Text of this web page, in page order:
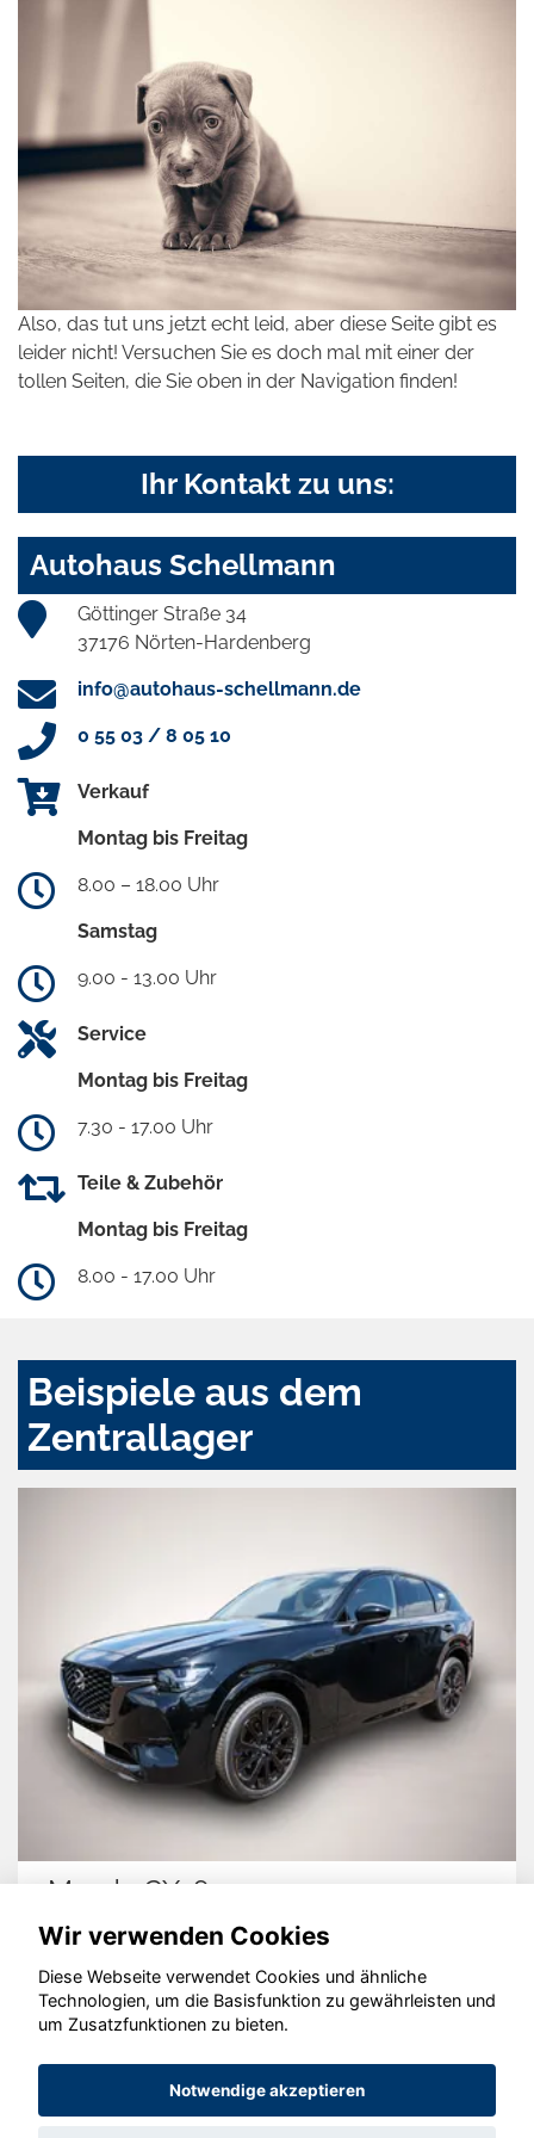
Also, das tut uns jetzt echt leid, aber diese Seite gibt es
leider nicht! Versuchen Sie es doch mal mit einer der
tollen Seiten, die Sie oben in der Navigation finden!
Ihr Kontakt zu uns:
Autohaus Schellmann
Göttinger Straße 34
37176 Nörten-Hardenberg
info@autohaus-schellmann.de
0 55 03 / 8 05 10
Verkauf
Montag bis Freitag
8.00 – 18.00 Uhr
Samstag
9.00 - 13.00 Uhr
Service
Montag bis Freitag
7.30 - 17.00 Uhr
Teile & Zubehör
Montag bis Freitag
8.00 - 17.00 Uhr
Beispiele aus dem
Zentrallager
Mazda CX-60
© konjunkturmotor.de GmbH 2020 - 2026
Wir verwenden Cookies
Diese Webseite verwendet Cookies und ähnliche
Technologien, um die Basisfunktion zu gewährleisten und
um Zusatzfunktionen zu bieten.
Notwendige akzeptieren